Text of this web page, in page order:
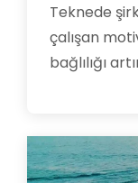
Teknede
çalışan
bağlılığı